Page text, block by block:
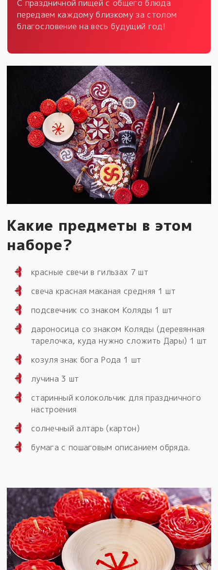
С праздничной пищей с общего блюда
передаем каждому близкому за столом
благословение на веcь будущий год!
Какие предметы в этом
наборе?
красные свечи в гильзах 7 шт
свеча красная маканая средняя 1 шт
подсвечник со знаком Коляды 1 шт
дароносица со знаком Коляды (деревянная
тарелочка, куда нужно сложить Дары) 1 шт
козуля знак бога Рода 1 шт
лучина 3 шт
старинный колокольчик для праздничного
настроения
солнечный алтарь (картон)
бумага с пошаговым описанием обряда.